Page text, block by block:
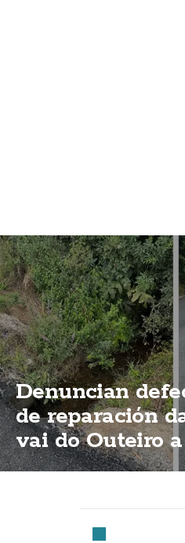
Denuncian
de reparación
vai do Outeiro
Cristobo de